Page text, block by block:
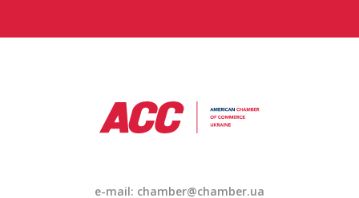
e-mail: chamber@chamber.ua